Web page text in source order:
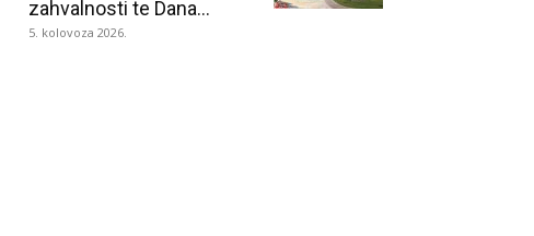
zahvalnosti te Dana...
5. kolovoza 2026.